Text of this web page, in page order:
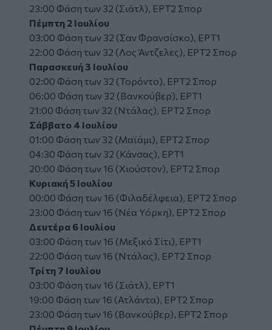
23:00 Φάση των 32 (Σιάτλ), ΕΡΤ2 Σπορ
Πέμπτη 2 Ιουλίου
03:00 Φάση των 32 (Σαν Φρανσίσκο), ΕΡΤ1
22:00 Φάση των 32 (Λος Άντζελες), ΕΡΤ2 Σπορ
Παρασκευή 3 Ιουλίου
02:00 Φάση των 32 (Τορόντο), ΕΡΤ2 Σπορ
06:00 Φάση των 32 (Βανκούβερ), ΕΡΤ1
21:00 Φάση των 32 (Ντάλας), ΕΡΤ2 Σπορ
Σάββατο 4 Ιουλίου
01:00 Φάση των 32 (Μαϊάμι), ΕΡΤ2 Σπορ
04:30 Φάση των 32 (Κάνσας), ΕΡΤ1
20:00 Φάση των 16 (Χιούστον), ΕΡΤ2 Σπορ
Κυριακή 5 Ιουλίου
00:00 Φάση των 16 (Φιλαδέλφεια), ΕΡΤ2 Σπορ
23:00 Φάση των 16 (Νέα Υόρκη), ΕΡΤ2 Σπορ
Δευτέρα 6 Ιουλίου
03:00 Φάση των 16 (Μεξικό Σίτι), ΕΡΤ1
22:00 Φάση των 16 (Ντάλας), ΕΡΤ2 Σπορ
Τρίτη 7 Ιουλίου
03:00 Φάση των 16 (Σιάτλ), ΕΡΤ1
19:00 Φάση των 16 (Ατλάντα), ΕΡΤ2 Σπορ
23:00 Φάση των 16 (Βανκούβερ), ΕΡΤ2 Σπορ